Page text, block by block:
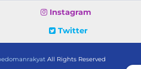
Instagram
Twitter
All Rights Reserved